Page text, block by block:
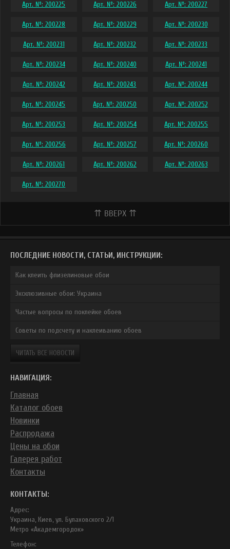
Арт. №: 200225 Арт. №: 200226 Арт. №: 200227
Арт. №: 200228 Арт. №: 200229 Арт. №: 200230
Арт. №: 200231 Арт. №: 200232 Арт. №: 200233
Арт. №: 200234 Арт. №: 200240 Арт. №: 200241
Арт. №: 200242 Арт. №: 200243 Арт. №: 200244
Арт. №: 200245 Арт. №: 200250 Арт. №: 200252
Арт. №: 200253 Арт. №: 200254 Арт. №: 200255
Арт. №: 200256 Арт. №: 200257 Арт. №: 200260
Арт. №: 200261 Арт. №: 200262 Арт. №: 200263
Арт. №: 200270
⇈ ВВЕРХ ⇈
ПОСЛЕДНИЕ НОВОСТИ, СТАТЬИ, ИНСТРУКЦИИ:
Как клеить флизелиновые обои
Эксклюзивные обои: Украина
Частые вопросы по поклейке обоев
Советы по подсчету и наклеиванию обоев
ЧИТАТЬ ВСЕ НОВОСТИ
НАВИГАЦИЯ:
Главная
Каталог обоев
Новинки
Распродажа
Цены на обои
Галерея работ
Контакты
КОНТАКТЫ:
Адрес:
Украина, Киев, ул. Булаховского 2/1
Метро «Академгородок»
Телефон: